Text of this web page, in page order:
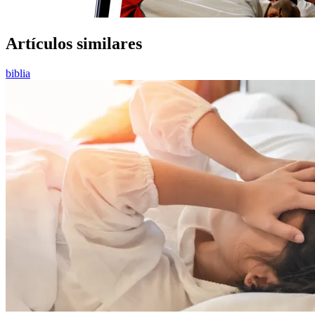
Artículos similares
biblia